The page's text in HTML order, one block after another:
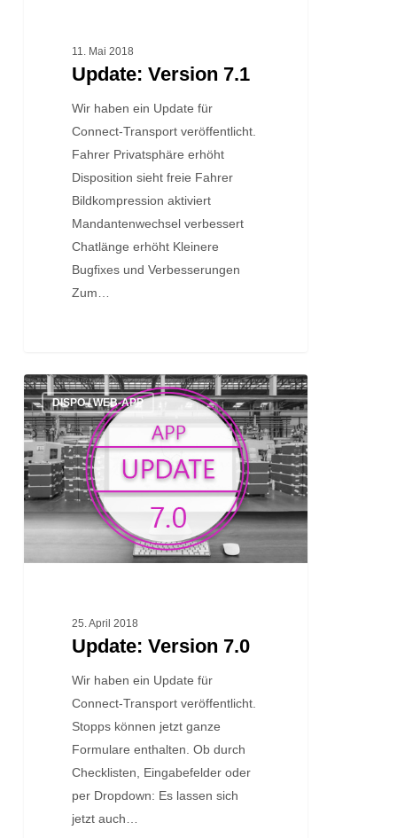
11. Mai 2018
Update: Version 7.1
Wir haben ein Update für
Connect-Transport veröffentlicht.
Fahrer Privatsphäre erhöht
Disposition sieht freie Fahrer
Bildkompression aktiviert
Mandantenwechsel verbessert
Chatlänge erhöht Kleinere
Bugfixes und Verbesserungen
Zum…
Update:
Version
7.0
DISPO / WEB-APP
25. April 2018
Update: Version 7.0
Wir haben ein Update für
Connect-Transport veröffentlicht.
Stopps können jetzt ganze
Formulare enthalten. Ob durch
Checklisten, Eingabefelder oder
per Dropdown: Es lassen sich
jetzt auch…